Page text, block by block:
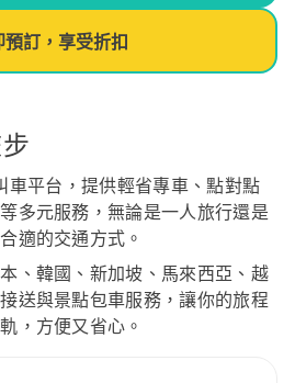
預訂，享受折扣
平台，提供輕省專車、點對點
多元服務，無論是一人旅行還是
適的交通方式。
、韓國、新加坡、馬來西亞、越
送與景點包車服務，讓你的旅程
，方便又省心。